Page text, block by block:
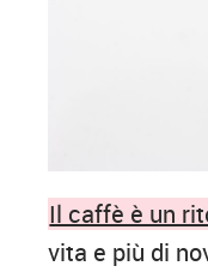
Il caffè è un
vita e più di